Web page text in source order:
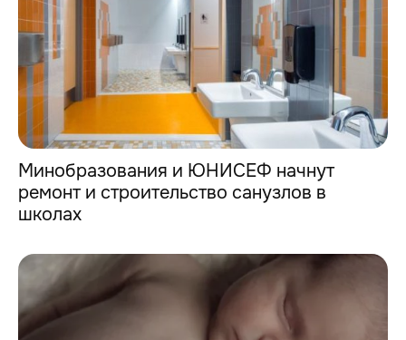
Минобразования и ЮНИСЕФ начнут
ремонт и строительство санузлов в
школах